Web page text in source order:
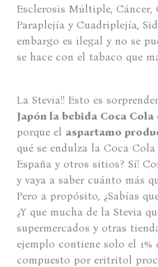
Esclerosis Múltiple, Cáncer,
Paraplejía y Cuadriplejía,
embargo es ilegal y no se
se hace con el tabaco que
La Stevia!! Esto es
Japón la bebida Coca
porque el aspartamo
qué se endulza la Coca
España y otros sitios? Sí!
y vaya a saber cuánto más
Pero a propósito, ¿Sabías
¿Y que mucha de la Stevia
supermercados y otras
ejemplo contiene solo el 1%
compuesto por eritritol